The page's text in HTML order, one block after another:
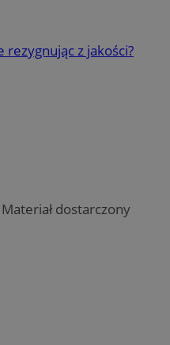
rezygnując z jakości?
dostarczony